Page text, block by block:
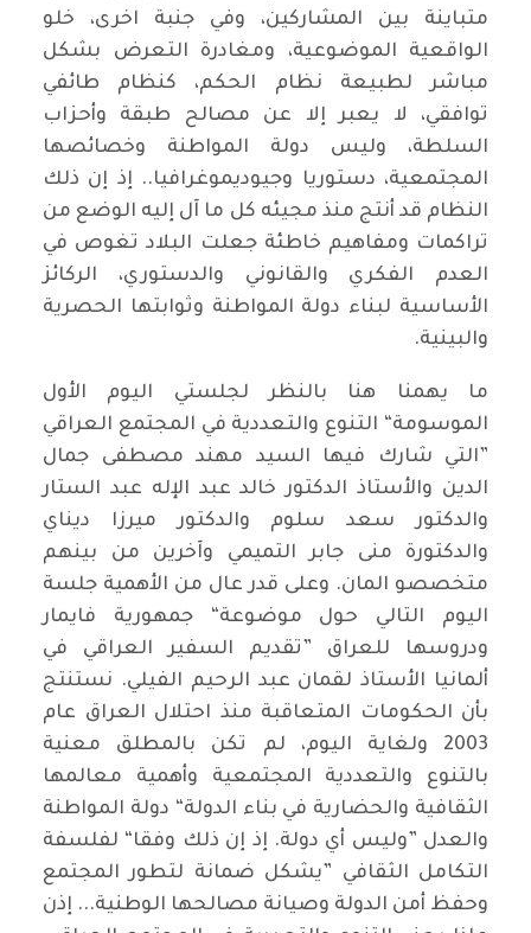
متباينة بين المشاركين، وفي جنبة اخرى، خلو
الواقعية الموضوعية، ومغادرة التعرض بشكل
مباشر لطبيعة نظام الحكم، كنظام طائفي
توافقي، لا يعبر إلا عن مصالح طبقة وأحزاب
السلطة، وليس دولة المواطنة وخصائصها
المجتمعية، دستوريا وجيوديموغرافيا.. إذ إن ذلك
النظام قد أنتج منذ مجيئه كل ما آل إليه الوضع من
تراكمات ومفاهيم خاطئة جعلت البلاد تغوص في
العدم الفكري والقانوني والدستوري، الركائز
الأساسية لبناء دولة المواطنة وثوابتها الحصرية
والبينية.
ما يهمنا هنا بالنظر لجلستي اليوم الأول
الموسومة“ التنوع والتعددية في المجتمع العراقي
”التي شارك فيها السيد مهند مصطفى جمال
الدين والأستاذ الدكتور خالد عبد الإله عبد الستار
والدكتور سعد سلوم والدكتور ميرزا ديناي
والدكتورة منى جابر التميمي وآخرين من بينهم
متخصصو المان. وعلى قدر عال من الأهمية جلسة
اليوم التالي حول موضوعة“ جمهورية فايمار
ودروسها للعراق ”تقديم السفير العراقي في
ألمانيا الأستاذ لقمان عبد الرحيم الفيلي. نستنتج
بأن الحكومات المتعاقبة منذ احتلال العراق عام
2003 ولغاية اليوم، لم تكن بالمطلق معنية
بالتنوع والتعددية المجتمعية وأهمية معالمها
الثقافية والحضارية في بناء الدولة“ دولة المواطنة
والعدل ”وليس أي دولة. إذ إن ذلك وفقا“ لفلسفة
التكامل الثقافي ”يشكل ضمانة لتطور المجتمع
وحفظ أمن الدولة وصيانة مصالحها الوطنية... إذن